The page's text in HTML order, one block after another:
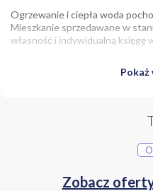
Ogrzewanie i ciepła woda
Mieszkanie sprzedawane w
własność i indywidualną księgę
to świetne miejsce
względu na bliskość uczelni
funkcjonowania. Spokój i cisze
położna jest w bocznej, mało
Mieszkanie dostępne od zaraz.
Zapraszamy do kontaktu.
Pokaż
Zobacz